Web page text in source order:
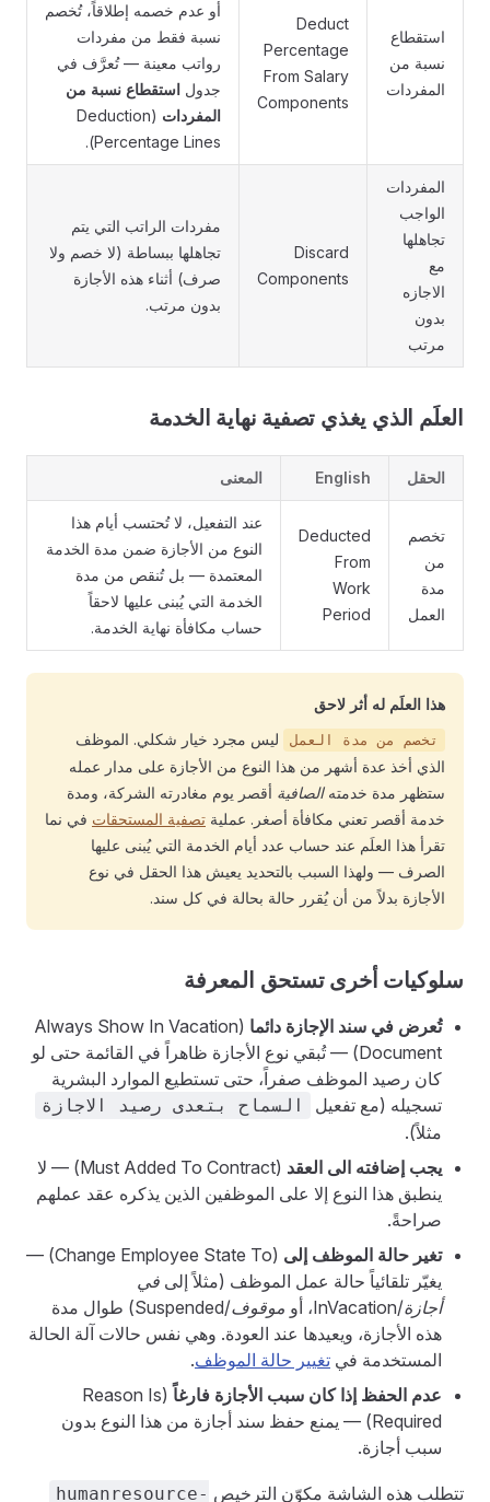
استقطاع
نسبة من
المفردات
Deduct
Percentage
From Salary
Components
أو عدم خصمه إطلاقاً، تُخصم
نسبة فقط من مفردات
رواتب معينة — تُعرَّف في
جدول استقطاع نسبة من
المفردات
(Deduction
Percentage Lines).
المفردات
الواجب
تجاهلها
مع
الاجازه
بدون
مرتب
Discard
Components
مفردات الراتب التي يتم
تجاهلها ببساطة (لا خصم ولا
صرف) أثناء هذه الأجازة
بدون مرتب.
العلَم الذي يغذي تصفية نهاية الخدمة
الحقل English المعنى
تخصم
من
مدة
العمل
Deducted
From
Work
Period
عند التفعيل، لا تُحتسب أيام هذا
النوع من الأجازة ضمن مدة الخدمة
المعتمدة — بل تُنقص من مدة
الخدمة التي يُبنى عليها لاحقاً
حساب مكافأة نهاية الخدمة.
هذا العلَم له أثر لاحق
تخصم من مدة العمل
ليس مجرد خيار شكلي. الموظف
الذي أخذ عدة أشهر من هذا النوع من الأجازة على مدار عمله
ستظهر مدة خدمتهالصافية أقصر يوم مغادرته الشركة، ومدة
خدمة أقصر تعني مكافأة أصغر. عملية تصفية المستحقات في نما
تقرأ هذا العلَم عند حساب عدد أيام الخدمة التي يُبنى عليها
الصرف — ولهذا السبب بالتحديد يعيش هذا الحقل في نوع
الأجازة بدلاً من أن يُقرر حالة بحالة في كل سند.
سلوكيات أخرى تستحق المعرفة
تُعرض في سند الإجازة دائما (Always Show In Vacation
Document) — تُبقي نوع الأجازة ظاهراً في القائمة حتى لو
كان رصيد الموظف صفراً، حتى تستطيع الموارد البشرية
تسجيله (مع تفعيل
السماح بتعدى رصيد الاجازة
مثلاً).
يجب إضافته الى العقد
(Must Added To Contract) — لا
ينطبق هذا النوع إلا على الموظفين الذين يذكره عقد عملهم
صراحةً.
تغير حالة الموظف إلى
(Change Employee State To) —
يغيّر تلقائياً حالة عمل الموظف (مثلاً إلى في
أجازة/InVacation، أو موقوف
/Suspended) طوال مدة
هذه الأجازة، ويعيدها عند العودة. وهي نفس حالات آلة الحالة
المستخدمة في تغيير حالة الموظف.
عدم الحفظ إذا كان سبب الأجازة فارغاً (Reason Is
Required) — يمنع حفظ سند أجازة من هذا النوع بدون
سبب أجازة.
تتطلب هذه الشاشة مكوّن الترخيص humanresource-